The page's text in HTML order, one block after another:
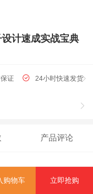
计速成实战宝典
证 24小时快速发货
产品评论
：
购物车 立即抢购